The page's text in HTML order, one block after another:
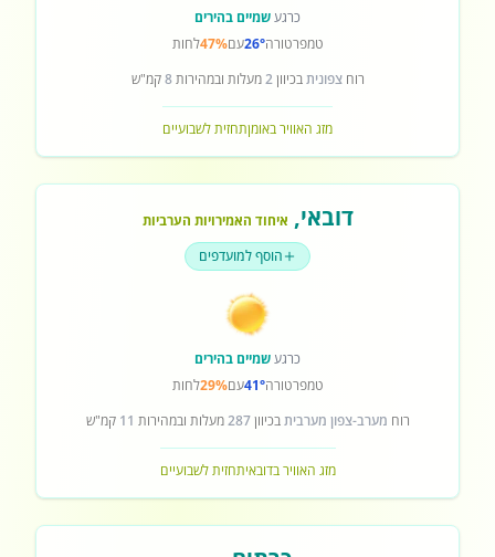
כרגעשמיים בהירים
טמפרטורה26°עם47%לחות
רוחצפוניתבכיוון2מעלות ובמהירות8קמ"ש
מזג האוויר באומןתחזית לשבועיים
דובאי, איחוד האמירויות הערביות
הוסף למועדפים
כרגעשמיים בהירים
טמפרטורה41°עם29%לחות
רוח מערב-צפון מערביתבכיוון287מעלות ובמהירות 11 קמ"ש
מזג האוויר בדובאיתחזית לשבועיים